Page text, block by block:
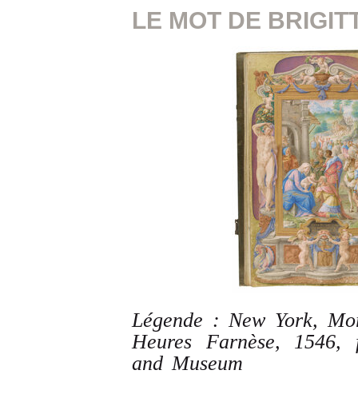
LE MOT DE
Légende : New York,
Heures Farnèse,
and Museum